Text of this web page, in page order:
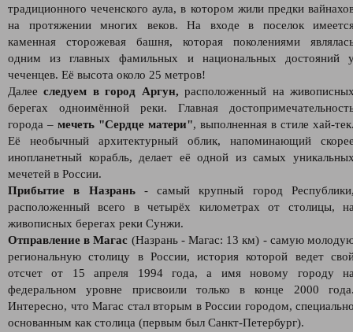
традиционного чеченского аула, в котором жили предки
на протяжении многих веков. На входе в поселок
каменная сторожевая башня, которая поколениями
одним из главных фамильных и национальных достояний
чеченцев. Её высота около 25 метров!
Далееследуем в город Аргун, расположенный на
берегах одноимённой реки. Главная
города – мечеть "Сердце матери", выполненная в стиле хай-
Её необычный архитектурный облик, напоминающий
инопланетный корабль, делает её одной из самых
мечетей в России.
Прибытие в Назрань - самый крупный город
расположенный всего в четырёх километрах от столицы,
живописных берегах реки Сунжи.
Отправление в Магас (Назрань - Магас: 13 км) - самую
региональную столицу в России, история которой ведет
отсчет от 15 апреля 1994 года, а имя новому городу
федеральном уровне присвоили только в конце 2000
Интересно, что Магас стал вторым в России городом,
основанным как столица (первым был Санкт-Петербург).